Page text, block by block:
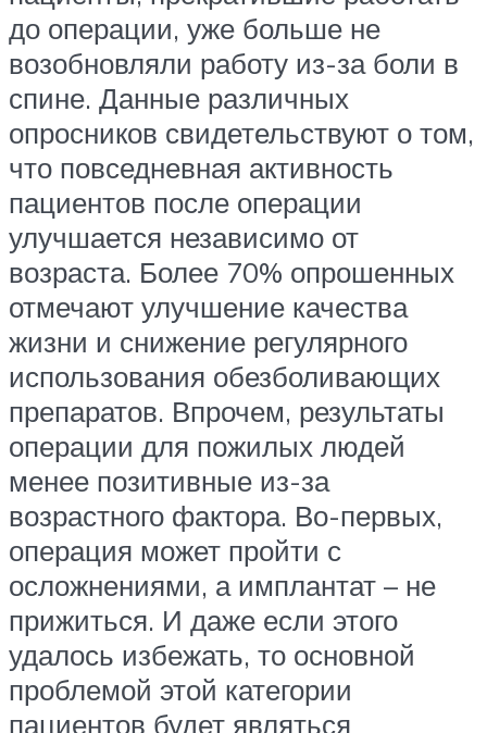
до операции, уже больше не
возобновляли работу из-за боли в
спине. Данные различных
опросников свидетельствуют о том,
что повседневная активность
пациентов после операции
улучшается независимо от
возраста. Более 70% опрошенных
отмечают улучшение качества
жизни и снижение регулярного
использования обезболивающих
препаратов. Впрочем, результаты
операции для пожилых людей
менее позитивные из-за
возрастного фактора. Во-первых,
операция может пройти с
осложнениями, а имплантат – не
прижиться. И даже если этого
удалось избежать, то основной
проблемой этой категории
пациентов будет являться